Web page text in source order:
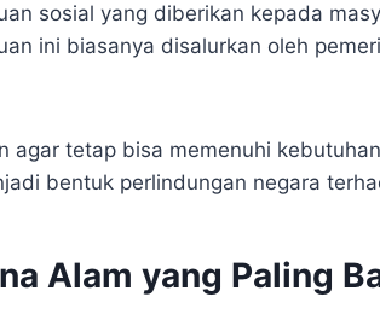
sosial yang diberikan kepada
ini biasanya disalurkan oleh
tetap bisa memenuhi
bentuk perlindungan negara
Alam yang Paling